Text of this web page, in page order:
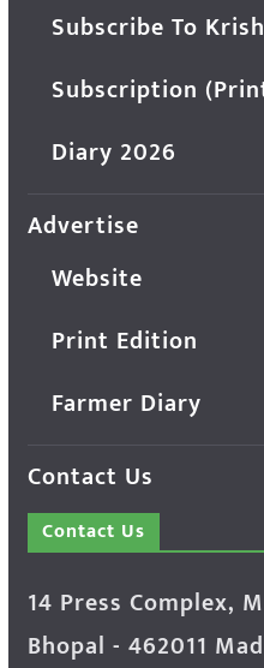
Subscribe To
Subscription
Diary 2026
Advertise
Website
Print Edition
Farmer Diary
Contact Us
Contact Us
14 Press Complex,
Bhopal - 462011